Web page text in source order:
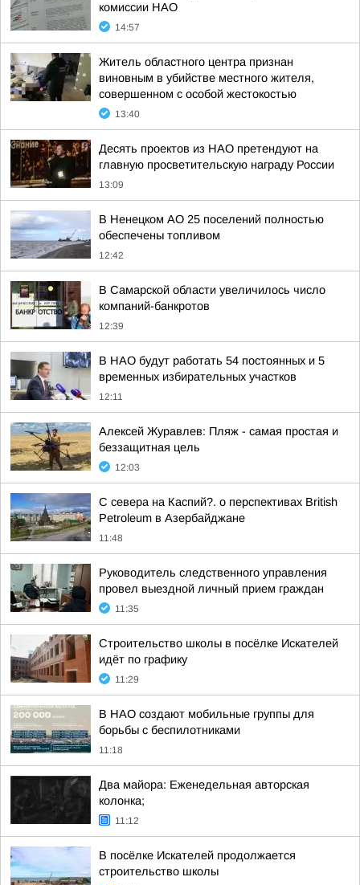
комиссии НАО
14:57
Житель областного центра признан
виновным в убийстве местного жителя,
совершенном с особой жестокостью
13:40
Десять проектов из НАО претендуют на
главную просветительскую награду России
13:09
В Ненецком АО 25 поселений полностью
обеспечены топливом
12:42
В Самарской области увеличилось число
компаний-банкротов
12:39
В НАО будут работать 54 постоянных и 5
временных избирательных участков
12:11
Алексей Журавлев: Пляж - самая простая и
беззащитная цель
12:03
С севера на Каспий?. о перспективах British
Petroleum в Азербайджане
11:48
Руководитель следственного управления
провел выездной личный прием граждан
11:35
Строительство школы в посёлке Искателей
идёт по графику
11:29
В НАО создают мобильные группы для
борьбы с беспилотниками
11:18
Два майора: Еженедельная авторская
колонка;
11:12
В посёлке Искателей продолжается
строительство школы